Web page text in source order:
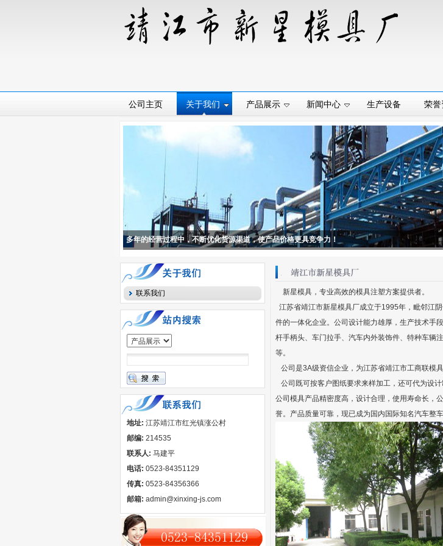
公司主页 关于我们 产品展示 新闻中心 生产设备 荣誉
多年的经营过程中，不断优化货源渠道，使产品价格更具竞争力！
新星模具，专业高效的模具注塑方案提供者。
江苏省靖江市新星模具厂成立于1995年，毗邻江
件的一体化企业。公司设计能力雄厚，生产技术手
杆手柄头、车门拉手、汽车内外装饰件、特种车辆
等。
公司是3A级资信企业，为江苏省靖江市工商联模
公司既可按客户图纸要求来样加工，还可代为设
公司模具产品精密度高，设计合理，使用寿命长，
誉。产品质量可靠，现已成为国内国际知名汽车整
联系我们
地址: 江苏靖江市红光镇涨公村
邮编: 214535
联系人: 马建平
电话: 0523-84351129
传真: 0523-84356366
邮箱: admin@xinxing-js.com